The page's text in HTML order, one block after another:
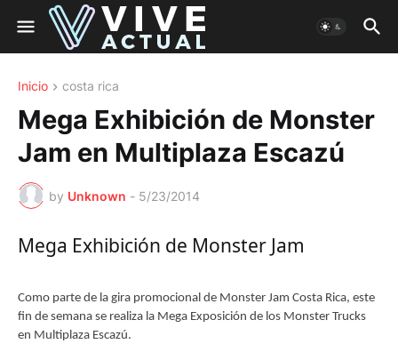
Inicio costa rica
Mega Exhibición de Monster
Jam en Multiplaza Escazú
by Unknown - 5/23/2014
Mega Exhibición de Monster Jam
Como parte de la gira promocional de Monster Jam Costa Rica, este
fin de semana se realiza la Mega Exposición de los Monster Trucks
en Multiplaza Escazú.